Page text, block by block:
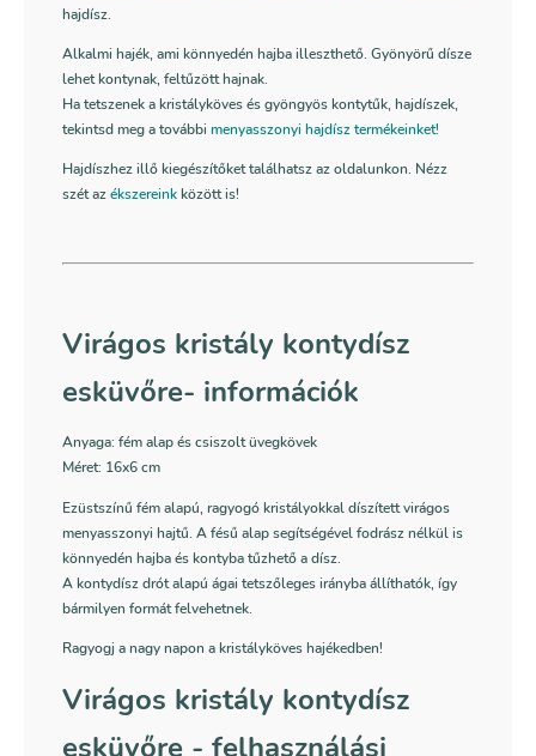
hajdísz.
Alkalmi hajék, ami könnyedén hajba illeszthető. Gyönyörű dísze
lehet kontynak, feltűzött hajnak.
Ha tetszenek a kristályköves és gyöngyös kontytűk, hajdíszek,
tekintsd meg a további menyasszonyi hajdísz termékeinket!
Hajdíszhez illő kiegészítőket találhatsz az oldalunkon. Nézz
szét azékszereinkközött is!
Virágos kristály kontydísz
esküvőre- információk
Anyaga: fém alap és csiszolt üvegkövek
Méret: 16x6 cm
Ezüstszínű fém alapú, ragyogó kristályokkal díszített virágos
menyasszonyi hajtű. A fésű alap segítségével fodrász nélkül is
könnyedén hajba és kontyba tűzhető a dísz.
A kontydísz drót alapú ágai tetszőleges irányba állíthatók, így
bármilyen formát felvehetnek.
Ragyogj a nagy napon a kristályköves hajékedben!
Virágos kristály kontydísz
esküvőre - felhasználási